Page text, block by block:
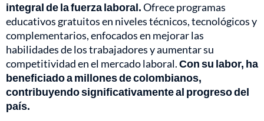
integral de la fuerza laboral.Ofrece programas
educativos gratuitos en niveles técnicos, tecnológicos y
complementarios, enfocados en mejorar las
habilidades de los trabajadores y aumentar su
competitividad en el mercado laboral.Con su labor, ha
beneficiado a millones de colombianos,
contribuyendo significativamente al progreso del
país.